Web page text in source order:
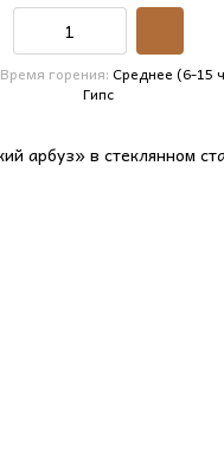
Время горения Среднее (6-15
Гипс